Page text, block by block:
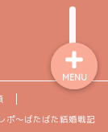
ポ〜ばたばた結婚戦記
MENU